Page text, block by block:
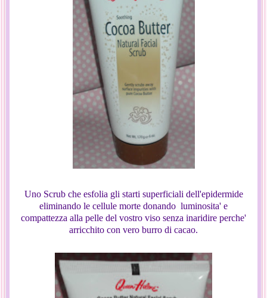
Uno Scrub che esfolia gli starti superficiali dell'epidermide
eliminando le cellule morte donando luminosita' e
compattezza alla pelle del vostro viso senza inaridire perche'
arricchito con vero burro di cacao.